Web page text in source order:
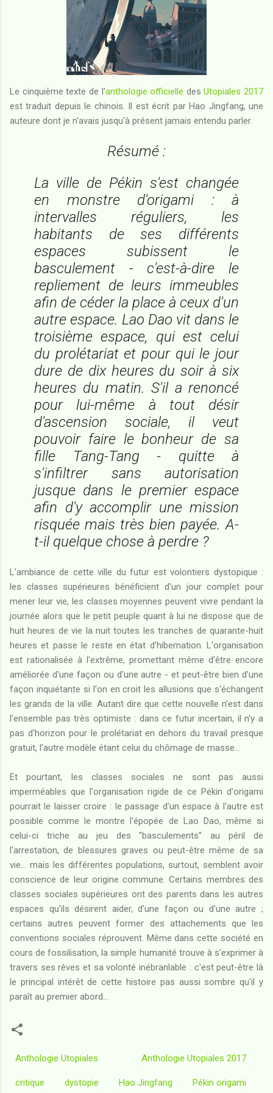
Le cinquième texte de l'anthologie officielle desUtopiales 2017
est traduit depuis le chinois. Il est écrit par Hao Jingfang, une
auteure dont je n'avais jusqu'à présent jamais entendu parler.
Résumé :
La ville de Pékin s'est changée
en monstre d'origami : à
intervalles réguliers, les
habitants de ses différents
espaces subissent le
basculement - c'est-à-dire le
repliement de leurs immeubles
afin de céder la place à ceux d'un
autre espace. Lao Dao vit dans le
troisième espace, qui est celui
du prolétariat et pour qui le jour
dure de dix heures du soir à six
heures du matin. S'il a renoncé
pour lui-même à tout désir
d'ascension sociale, il veut
pouvoir faire le bonheur de sa
fille Tang-Tang - quitte à
s'infiltrer sans autorisation
jusque dans le premier espace
afin d'y accomplir une mission
risquée mais très bien payée. A-
t-il quelque chose à perdre ?
L'ambiance de cette ville du futur est volontiers dystopique :
les classes supérieures bénéficient d'un jour complet pour
mener leur vie, les classes moyennes peuvent vivre pendant la
journée alors que le petit peuple quant à lui ne dispose que de
huit heures de vie la nuit toutes les tranches de quarante-huit
heures et passe le reste en état d'hibernation. L'organisation
est rationalisée à l'extrême, promettant même d'être encore
améliorée d'une façon ou d'une autre - et peut-être bien d'une
façon inquiétante si l'on en croit les allusions que s'échangent
les grands de la ville. Autant dire que cette nouvelle n'est dans
l'ensemble pas très optimiste : dans ce futur incertain, il n'y a
pas d'horizon pour le prolétariat en dehors du travail presque
gratuit, l'autre modèle étant celui du chômage de masse...
Et pourtant, les classes sociales ne sont pas aussi
imperméables que l'organisation rigide de ce Pékin d'origami
pourrait le laisser croire : le passage d'un espace à l'autre est
possible comme le montre l'épopée de Lao Dao, même si
celui-ci triche au jeu des "basculements" au péril de
l'arrestation, de blessures graves ou peut-être même de sa
vie... mais les différentes populations, surtout, semblent avoir
conscience de leur origine commune. Certains membres des
classes sociales supérieures ont des parents dans les autres
espaces qu'ils désirent aider, d'une façon ou d'une autre ;
certains autres peuvent former des attachements que les
conventions sociales réprouvent. Même dans cette société en
cours de fossilisation, la simple humanité trouve à s'exprimer à
travers ses rêves et sa volonté inébranlable : c'est peut-être là
le principal intérêt de cette histoire pas aussi sombre qu'il y
paraît au premier abord...
Anthologie Utopiales Anthologie Utopiales 2017
critique dystopie Hao Jingfang Pékin origami